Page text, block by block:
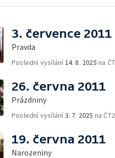
3. července 2011
Pravda
Poslední vysílání14. 8. 2025 na
26. června 2011
Prázdniny
Poslední vysílání3. 7. 2025 na ČT2
19. června 2011
Narozeniny